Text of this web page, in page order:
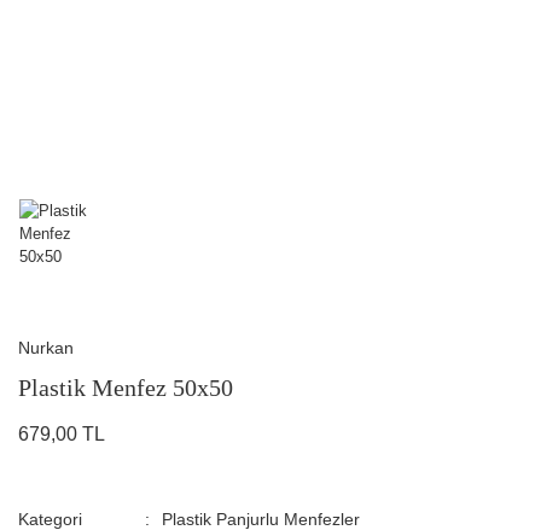
Nurkan
Plastik Menfez 50x50
679,00 TL
Kategori
Plastik Panjurlu Menfezler